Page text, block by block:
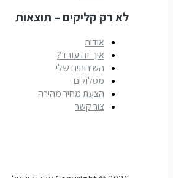
לא רק קליקים – תוצאות
אודות
איך זה עובד?
השירותים שלי
מסלולים
הצעת מחיר מהירה
צור קשר